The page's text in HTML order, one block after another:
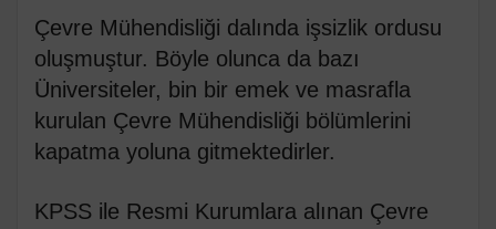
Çevre Mühendisliği dalında işsizlik ordusu
oluşmuştur. Böyle olunca da bazı
Üniversiteler, bin bir emek ve masrafla
kurulan Çevre Mühendisliği bölümlerini
kapatma yoluna gitmektedirler.
KPSS ile Resmi Kurumlara alınan Çevre